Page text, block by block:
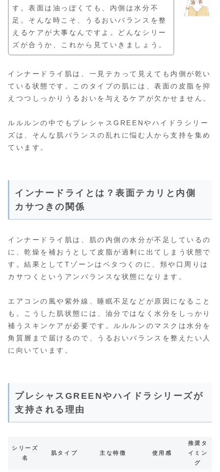
す。表面は油っぽくても、内側は水分不
足。そんな時こそ、うるおいバランスを整
えるケアが大事なんですよ。どんなシリー
ズが合うか、これから見ていきましょう。
インナードライ肌は、一見テカって見えても内側が乾い
ている状態です。このタイプの肌には、表面の皮脂を抑
えつつしっかりうるおいを与えるケアが欠かせません。
ルルルンの中でもプレシャスGREENやハイドラシリー
ズは、そんな肌バランスの乱れに悩む人から支持を集め
ています。
インナードライとは？表面テカリと内側
カサつきの関係
インナードライ肌は、肌の内側の水分が不足しているの
に、乾燥を補おうとして皮脂が過剰に出てしまう状態で
す。結果としてTゾーンはベタつくのに、頬や口周りは
カサつくというアンバランスな状態になります。
エアコンの風や紫外線、睡眠不足などが原因になること
も。こうした肌状態には、油分ではなく水分をしっかり
補うスキンケアが必要です。ルルルンのマスクは水分を
角質層まで届けるので、うるおいバランスを整えたい人
に向いています。
プレシャスGREENやハイドラシリーズが
支持される理由
シリーズ
名
肌タイプ 主な特徴 使用感
推奨タ
イミン
グ